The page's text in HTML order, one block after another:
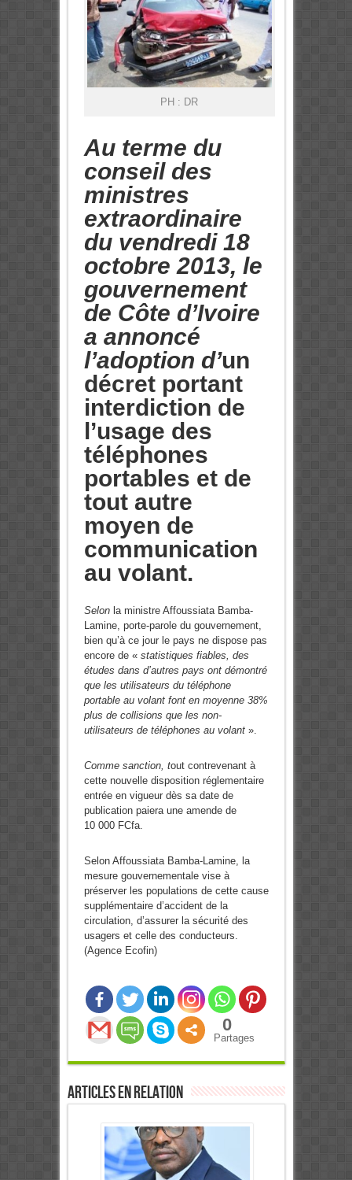
PH : DR
Au terme du
conseil des
ministres
extraordinaire
du vendredi 18
octobre 2013, le
gouvernement
de Côte d’Ivoire
a annoncé
l’adoption d’un
décret portant
interdiction de
l’usage des
téléphones
portables et de
tout autre
moyen de
communication
au volant.
Selonla ministre Affoussiata Bamba-
Lamine, porte-parole du gouvernement,
bien qu’à ce jour le pays ne dispose pas
encore de « statistiques fiables, des
études dans d’autres pays ont démontré
que les utilisateurs du téléphone
portable au volant font en moyenne 38%
plus de collisions que les non-
utilisateurs de téléphones au volant ».
Comme sanction, tout contrevenant à
cette nouvelle disposition réglementaire
entrée en vigueur dès sa date de
publication paiera une amende de
10 000 FCfa.
Selon Affoussiata Bamba-Lamine, la
mesure gouvernementale vise à
préserver les populations de cette cause
supplémentaire d’accident de la
circulation, d’assurer la sécurité des
usagers et celle des conducteurs.
(Agence Ecofin)
0
Partages
Articles en relation